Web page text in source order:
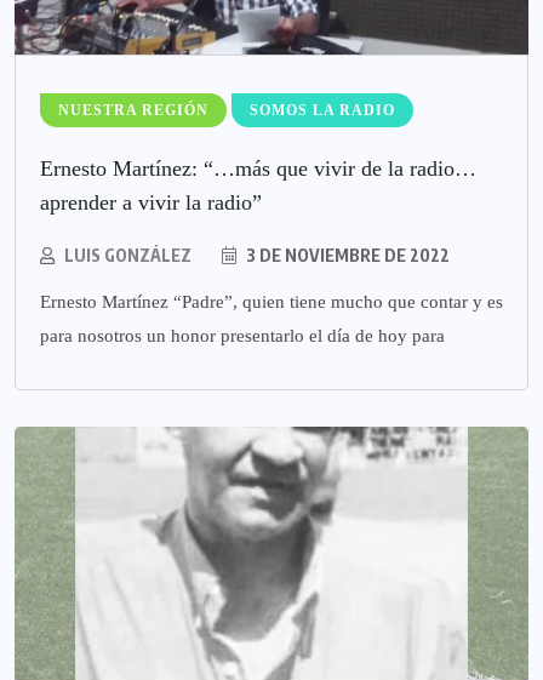
NUESTRA REGIÓN SOMOS LA RADIO
Ernesto Martínez: “…más que vivir de la radio…
aprender a vivir la radio”
LUIS GONZÁLEZ 3 DE NOVIEMBRE DE 2022
Ernesto Martínez “Padre”, quien tiene mucho que contar y es
para nosotros un honor presentarlo el día de hoy para